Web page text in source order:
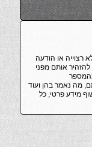
רצוייה או הודעה
אותם מפני
מה נאמר בהן ועוד
מידע פרטי, כל